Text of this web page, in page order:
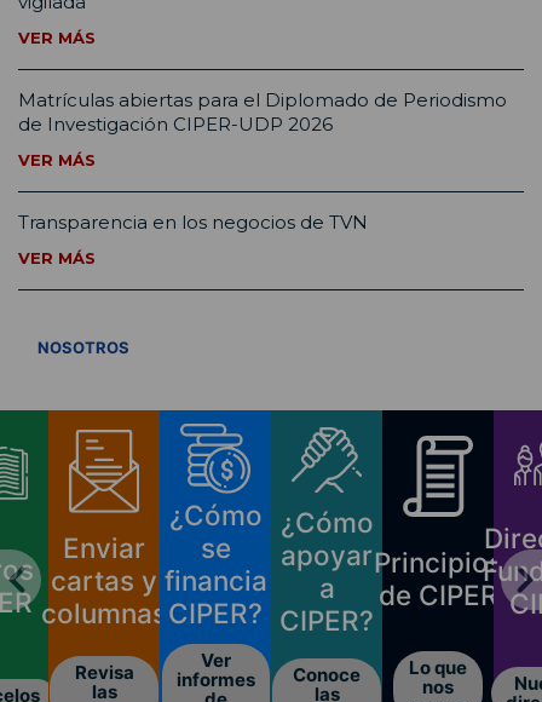
VER MÁS
Matrículas abiertas para el Diplomado de Periodismo
de Investigación CIPER-UDP 2026
VER MÁS
Transparencia en los negocios de TVN
VER MÁS
NOSOTROS
Enviar
cartas y
columnas
Revisa
las
¿Cómo
se
financia
CIPER?
Ver
informes
¿Cómo
apoyar
a
CIPER?
Conoce
las
Principios
de CIPER
Lo que
nos